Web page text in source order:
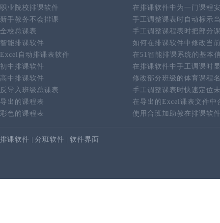
职业院校排课软件
在排课软件中为一门课程
新手教务不会排课
手工调整课表时自动标示
全校总课表
手工调整课程表时把部分
智能排课软件
如何在排课软件中修改当
Excel自动排课表软件
在51智能排课系统的基本
初中排课软件
在排课软件中手工调课时
高中排课软件
修改部分班级的体育课程
反导入班级总课表
手工调整课表时快速定位
导出的课程表
在导出的Excel课表文件中
彩色的课程表
使用合班加助教在排课软
排课软件 分班软件 软件界面